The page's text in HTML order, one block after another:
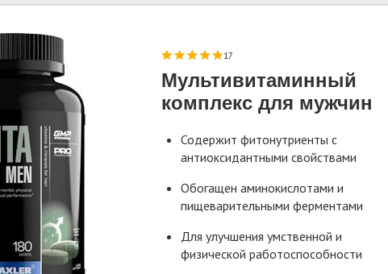
17
Мультивитаминный
комплекс для мужчин
Содержит фитонутриенты с
антиоксидантными свойствами
Обогащен аминокислотами и
пищеварительными ферментами
Для улучшения умственной и
физической работоспособности